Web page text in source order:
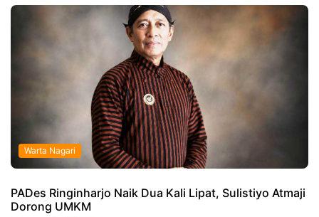
Warta Nagari
PADes Ringinharjo Naik Dua Kali Lipat, Sulistiyo Atmaji
Dorong UMKM